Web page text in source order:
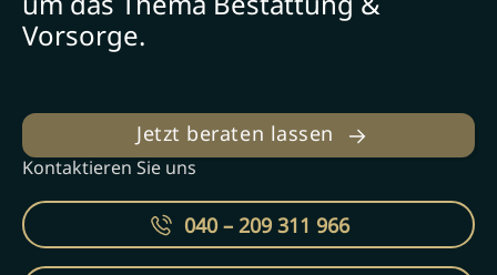
Vorsorge.
Jetzt beraten lassen
Kontaktieren Sie uns
040 – 209 311 966